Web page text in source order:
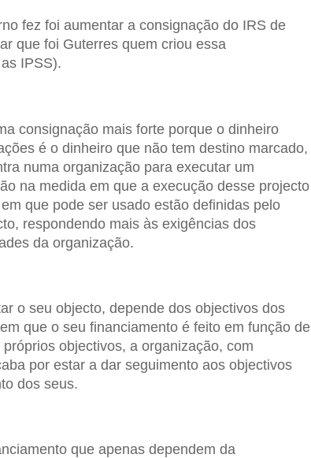
fez foi aumentar a consignação do IRS de
que foi Guterres quem criou essa
IPSS).
consignação mais forte porque o dinheiro
é o dinheiro que não tem destino marcado,
numa organização para executar um
na medida em que a execução desse projecto
que pode ser usado estão definidas pelo
respondendo mais às exigências dos
da organização.
o seu objecto, depende dos objectivos dos
que o seu financiamento é feito em função de
objectivos, a organização, com
por estar a dar seguimento aos objectivos
dos seus.
que apenas dependem da